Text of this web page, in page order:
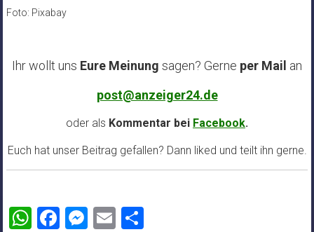
Foto: Pixabay
Ihr wollt uns Eure Meinung sagen? Gerne per Mail an
post@anzeiger24.de
oder als Kommentar bei Facebook.
Euch hat unser Beitrag gefallen? Dann liked und teilt ihn gerne.
WhatsApp
Facebook
Messenger
EmailTeilen